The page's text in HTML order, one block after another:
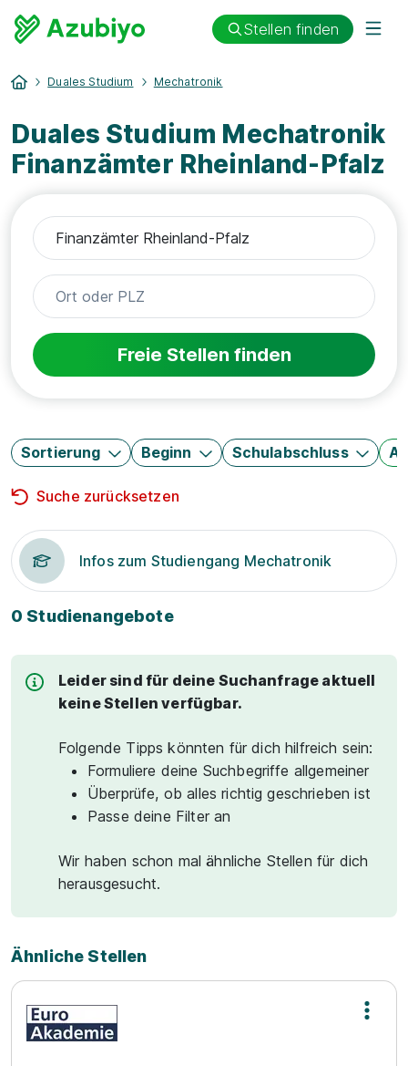
Stellen finden
Duales Studium Mechatronik
Duales Studium Mechatronik
Finanzämter Rheinland-Pfalz
Freie Stellen finden
Sortierung Beginn Schulabschluss
Suche zurücksetzen
Infos zum Studiengang Mechatronik
0 Studienangebote
Leider sind für deine Suchanfrage aktuell
keine Stellen verfügbar.
Folgende Tipps könnten für dich hilfreich sein:
Formuliere deine Suchbegriffe allgemeiner
Überprüfe, ob alles richtig geschrieben ist
Passe deine Filter an
Wir haben schon mal ähnliche Stellen für dich
herausgesucht.
Ähnliche Stellen